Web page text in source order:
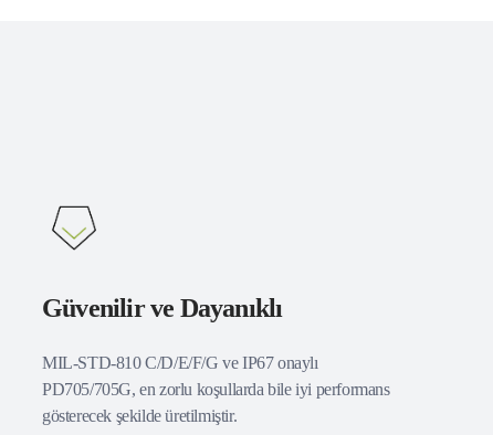
Güvenilir ve Dayanıklı
MIL-STD-810 C/D/E/F/G ve IP67 onaylı
PD705/705G, en zorlu koşullarda bile iyi performans
gösterecek şekilde üretilmiştir.